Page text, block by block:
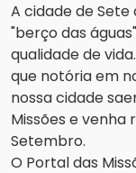
A cidade de
"berço das
qualidade de
que notória em
nossa cidade
Missões e venha
Setembro.
O Portal das